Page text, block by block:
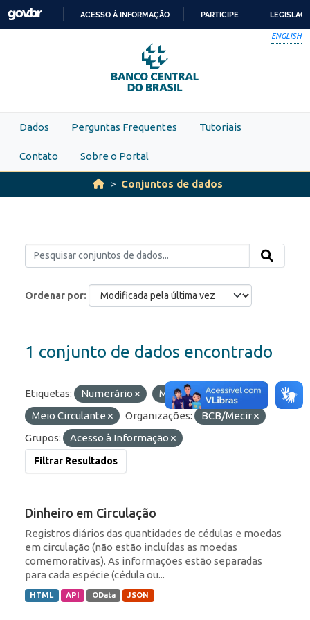
Skip to main content
PARA
O
CONTEÚDO
ACESSO À INFORMAÇÃO PARTICIPE
ENGLISH
Dados Perguntas Frequentes Tutoriais
Contato Sobre o Portal
Conjuntos de dados
Ordenar por
1 conjunto de dados encontrado
Etiquetas: Numerário
Moedas
Meio Circulante
Organizações:
BCB/Mecir
Grupos:
Acesso à Informação
Filtrar Resultados
Dinheiro em Circulação
Registros diários das quantidades de cédulas e moedas
em circulação (não estão incluídas as moedas
comemorativas). As informações estão separadas
para cada espécie (cédula ou...
HTML API OData JSON